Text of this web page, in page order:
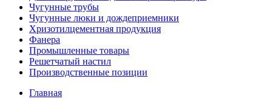
Чугунные трубы
Чугунные люки и дождеприемники
Хризотилцементная продукция
Фанера
Промышленные товары
Решетчатый настил
Производственные позиции
Главная